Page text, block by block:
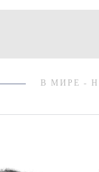
В МИРЕ -